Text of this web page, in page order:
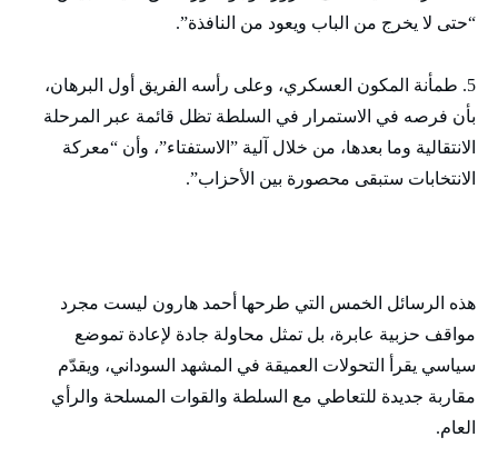
“حتى لا يخرج من الباب ويعود من النافذة”.
5. طمأنة المكون العسكري، وعلى رأسه الفريق أول البرهان،
بأن فرصه في الاستمرار في السلطة تظل قائمة عبر المرحلة
الانتقالية وما بعدها، من خلال آلية ”الاستفتاء”، وأن “معركة
الانتخابات ستبقى محصورة بين الأحزاب”.
هذه الرسائل الخمس التي طرحها أحمد هارون ليست مجرد
مواقف حزبية عابرة، بل تمثل محاولة جادة لإعادة تموضع
سياسي يقرأ التحولات العميقة في المشهد السوداني، ويقدّم
مقاربة جديدة للتعاطي مع السلطة والقوات المسلحة والرأي
العام.